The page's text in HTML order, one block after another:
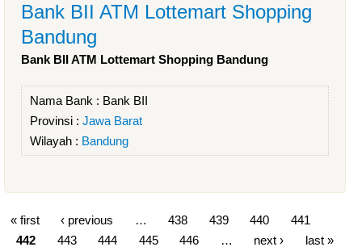
Bank BII ATM Lottemart Shopping
Bandung
Bank BII ATM Lottemart Shopping Bandung
Nama Bank : Bank BII
Provinsi : Jawa Barat
Wilayah : Bandung
« first ‹ previous 438 439 440
441
442
443 444 445 446 next › last »